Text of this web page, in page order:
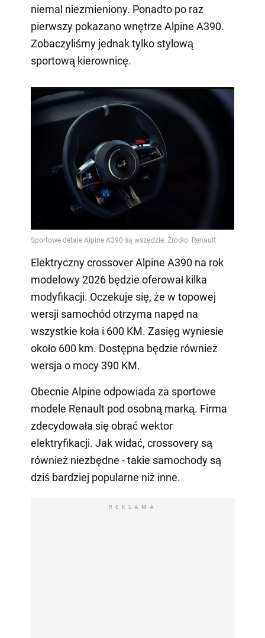
niemal niezmieniony. Ponadto po raz
pierwszy pokazano wnętrze Alpine A390.
Zobaczyliśmy jednak tylko stylową
sportową kierownicę.
Elektryczny crossover Alpine A390 na rok
modelowy 2026 będzie oferował kilka
modyfikacji. Oczekuje się, że w topowej
wersji samochód otrzyma napęd na
wszystkie koła i 600 KM. Zasięg wyniesie
około 600 km. Dostępna będzie również
wersja o mocy 390 KM.
Obecnie Alpine odpowiada za sportowe
modele Renault pod osobną marką. Firma
zdecydowała się obrać wektor
elektryfikacji. Jak widać, crossovery są
również niezbędne - takie samochody są
dziś bardziej popularne niż inne.
REKLAMA